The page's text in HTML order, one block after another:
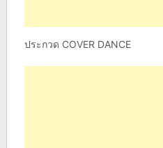
ประกวด COVER DANCE